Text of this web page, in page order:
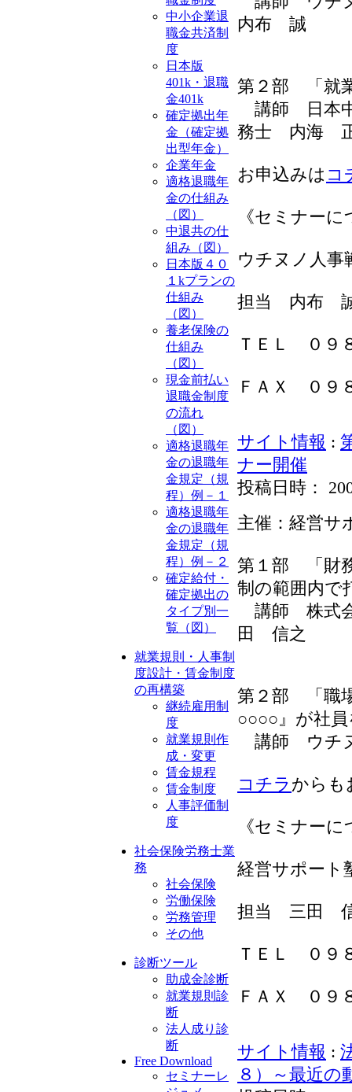
中小企業退
職金共済制
度
日本版
401k・退職
金401k
確定拠出年
金（確定拠
出型年金）
企業年金
適格退職年
金の仕組み
（図）
中退共の仕
組み（図）
日本版４０
１kプランの
仕組み
（図）
養老保険の
仕組み
（図）
現金前払い
退職金制度
の流れ
（図）
適格退職年
金の退職年
金規定（規
程）例－１
適格退職年
金の退職年
金規定（規
程）例－２
確定給付・
確定拠出の
タイプ別一
覧（図）
就業規則・人事制
度設計・賃金制度
の再構築
継続雇用制
度
就業規則作
成・変更
賃金規程
賃金制度
人事評価制
度
社会保険労務士業
務
社会保険
労働保険
労務管理
その他
診断ツール
助成金診断
就業規則診
断
法人成り診
断
Free Download
セミナーレ
内布 誠
第２部 「就
講師 日本中
務士 内海
お申込みは コ
《セミナー
ウチヌノ人事
担当 内布
ＴＥＬ ０９
ＦＡＸ ０９
サイト情報 :
ナー開催
投稿日時：
主催：経営サ
第１部 「財
制の範囲内で
講師 株式
田 信之
第２部 「職
○○○○』が社
講師 ウチ
コチラ からも
《セミナー
経営サポート
担当 三田
ＴＥＬ ０９
ＦＡＸ ０９
サイト情報 :
８）～最近の